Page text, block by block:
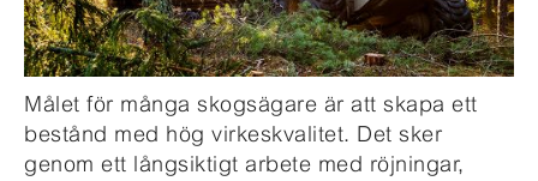
Målet för många skogsägare är att skapa ett
bestånd med hög virkeskvalitet. Det sker
genom ett långsiktigt arbete med röjningar,